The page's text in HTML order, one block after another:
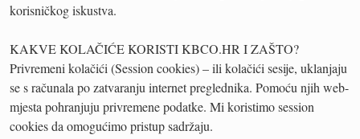
korisničkog iskustva.
KAKVE KOLAČIĆE KORISTI KBCO.HR I ZAŠTO?
Privremeni kolačići (Session cookies) – ili kolačići sesije, uklanjaju
se s računala po zatvaranju internet preglednika. Pomoću njih web-
mjesta pohranjuju privremene podatke. Mi koristimo session
cookies da omogućimo pristup sadržaju.